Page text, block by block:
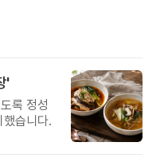
'
록 정성
했습니다.